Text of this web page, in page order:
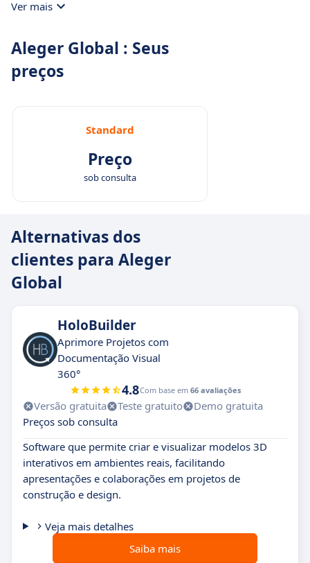
Ver mais
Aleger Global : Seus
preços
Standard
Preço
sob consulta
Alternativas dos
clientes para Aleger
Global
HoloBuilder
Aprimore Projetos com
Documentação Visual
360°
4.8Com base em 66 avaliações
Versão gratuita Teste gratuito
Demo gratuita
Preços sob consulta
Software que permite criar e visualizar modelos 3D
interativos em ambientes reais, facilitando
apresentações e colaborações em projetos de
construção e design.
Veja mais detalhes
Saiba mais